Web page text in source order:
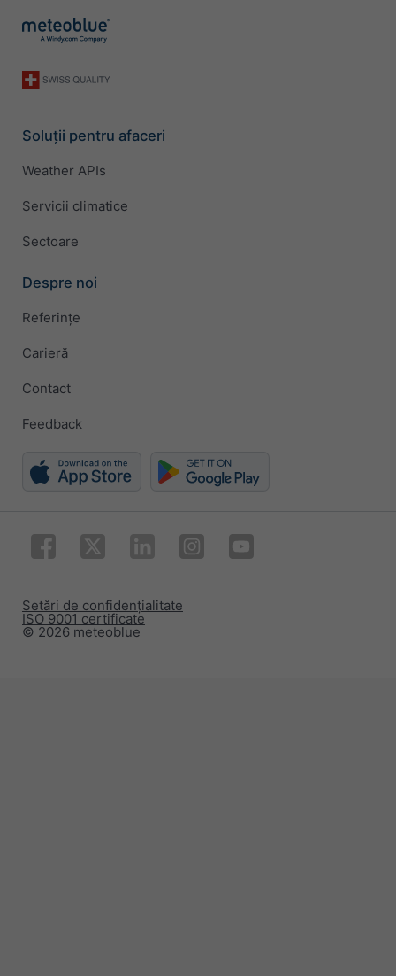
Soluții pentru afaceri
Weather APIs
Servicii climatice
Sectoare
Despre noi
Referințe
Carieră
Contact
Feedback
© 2026 meteoblue
ISO 9001 certificate
Setări de confidențialitate